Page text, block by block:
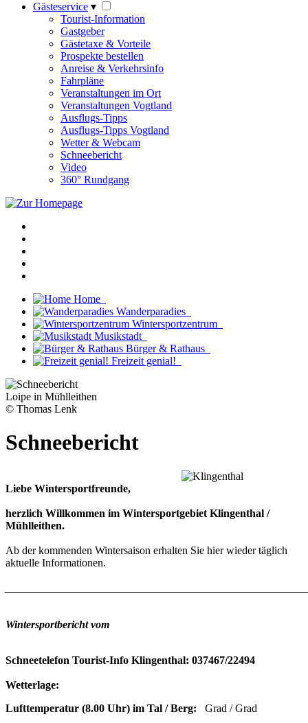
Gästeservice ▾
Tourist-Information
Gastgeber
Gästetaxe & Vorteile
Prospekte bestellen
Anreise & Verkehrsinfo
Fahrpläne
Veranstaltungen im Ort
Veranstaltungen Vogtland
Ausflugs-Tipps
Ausflugs-Tipps Vogtland
Wetter & Webcam
Schneebericht
Video
360° Rundgang
Home
Wanderparadies
Wintersportzentrum
Musikstadt
Bürger & Rathaus
Freizeit genial!
Loipe in Mühlleithen
© Thomas Lenk
Schneebericht
Liebe Wintersportfreunde,
herzlich Willkommen im Wintersportgebiet Klingenthal /
Mühlleithen.
Ab der kommenden Wintersaison erhalten Sie hier wieder täglich
aktuelle Informationen.
Wintersportbericht vom
Schneetelefon Tourist-Info Klingenthal: 037467/22494
Wetterlage:
Lufttemperatur (8.00 Uhr) im Tal / Berg: Grad / Grad